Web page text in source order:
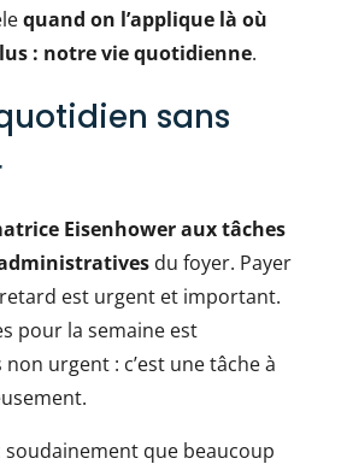
quand on l’applique là où
: notre vie quotidienne.
sans
Eisenhower aux tâches
du foyer. Payer
est urgent et important.
pour la semaine est
urgent : c’est une tâche à
soudainement que beaucoup